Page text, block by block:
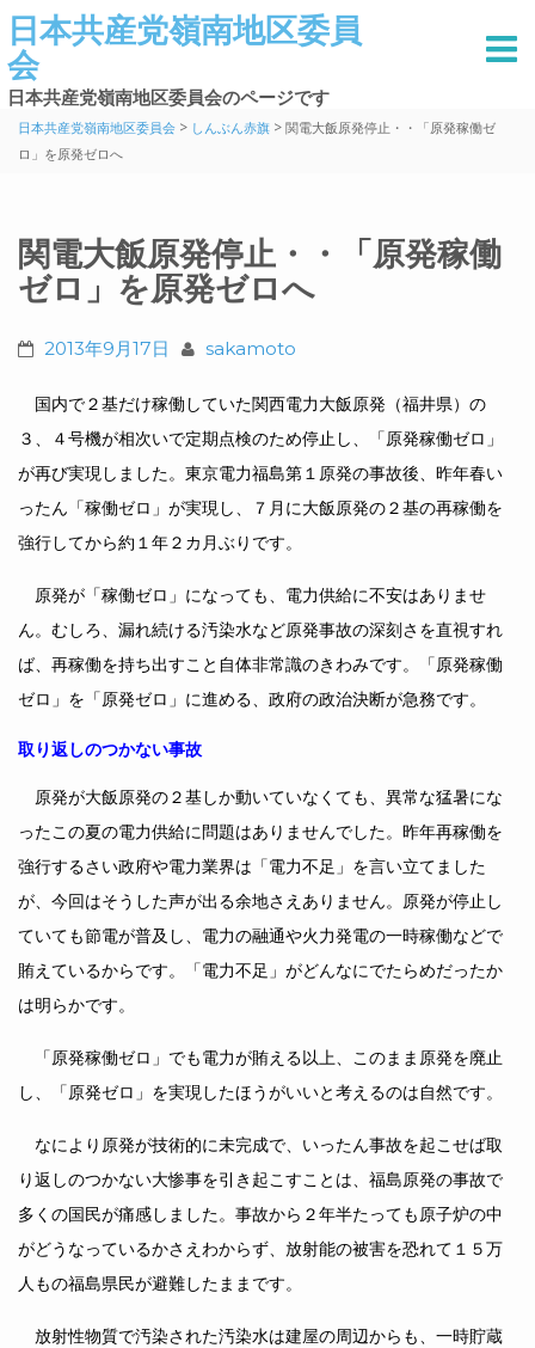
日本共産党嶺南地区委員
会
日本共産党嶺南地区委員会のページです
日本共産党嶺南地区委員会 > しんぶん赤旗 > 関電大飯原発停止・・「原発稼働ゼ
ロ」を原発ゼロへ
関電大飯原発停止・・「原発稼働
ゼロ」を原発ゼロへ
2013年9月17日 sakamoto
国内で２基だけ稼働していた関西電力大飯原発（福井県）の
３、４号機が相次いで定期点検のため停止し、「原発稼働ゼロ」
が再び実現しました。東京電力福島第１原発の事故後、昨年春い
ったん「稼働ゼロ」が実現し、７月に大飯原発の２基の再稼働を
強行してから約１年２カ月ぶりです。
原発が「稼働ゼロ」になっても、電力供給に不安はありませ
ん。むしろ、漏れ続ける汚染水など原発事故の深刻さを直視すれ
ば、再稼働を持ち出すこと自体非常識のきわみです。「原発稼働
ゼロ」を「原発ゼロ」に進める、政府の政治決断が急務です。
取り返しのつかない事故
原発が大飯原発の２基しか動いていなくても、異常な猛暑にな
ったこの夏の電力供給に問題はありませんでした。昨年再稼働を
強行するさい政府や電力業界は「電力不足」を言い立てました
が、今回はそうした声が出る余地さえありません。原発が停止し
ていても節電が普及し、電力の融通や火力発電の一時稼働などで
賄えているからです。「電力不足」がどんなにでたらめだったか
は明らかです。
「原発稼働ゼロ」でも電力が賄える以上、このまま原発を廃止
し、「原発ゼロ」を実現したほうがいいと考えるのは自然です。
なにより原発が技術的に未完成で、いったん事故を起こせば取
り返しのつかない大惨事を引き起こすことは、福島原発の事故で
多くの国民が痛感しました。事故から２年半たっても原子炉の中
がどうなっているかさえわからず、放射能の被害を恐れて１５万
人もの福島県民が避難したままです。
放射性物質で汚染された汚染水は建屋の周辺からも、一時貯蔵